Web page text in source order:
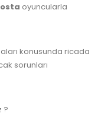
oyuncularla
konusunda ricada
sorunları
?